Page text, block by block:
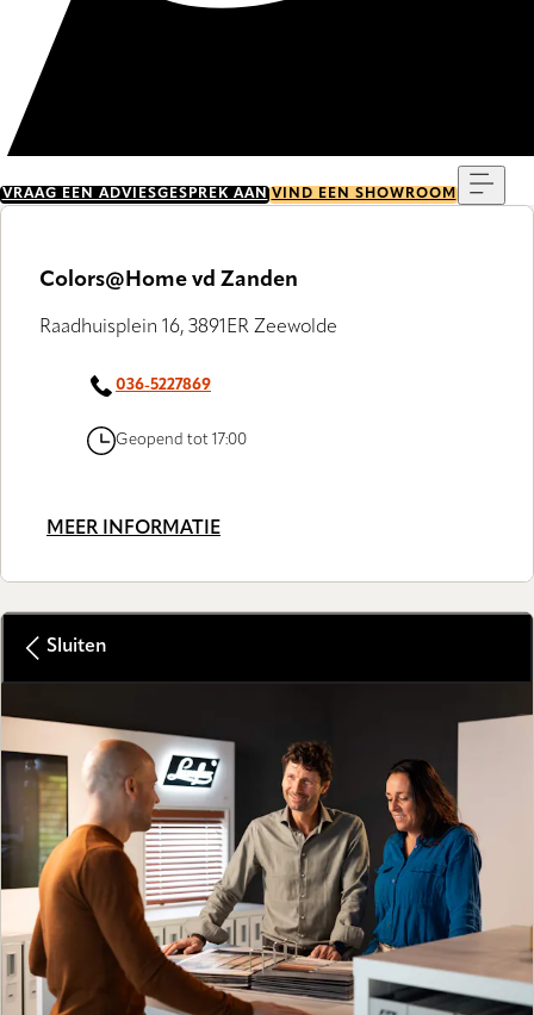
VRAAG EEN ADVIESGESPREK AAN VIND EEN SHOWROOM
Colors@Home vd Zanden
Raadhuisplein 16, 3891ER Zeewolde
036-5227869
Geopend tot 17:00
MEER INFORMATIE
Sluiten